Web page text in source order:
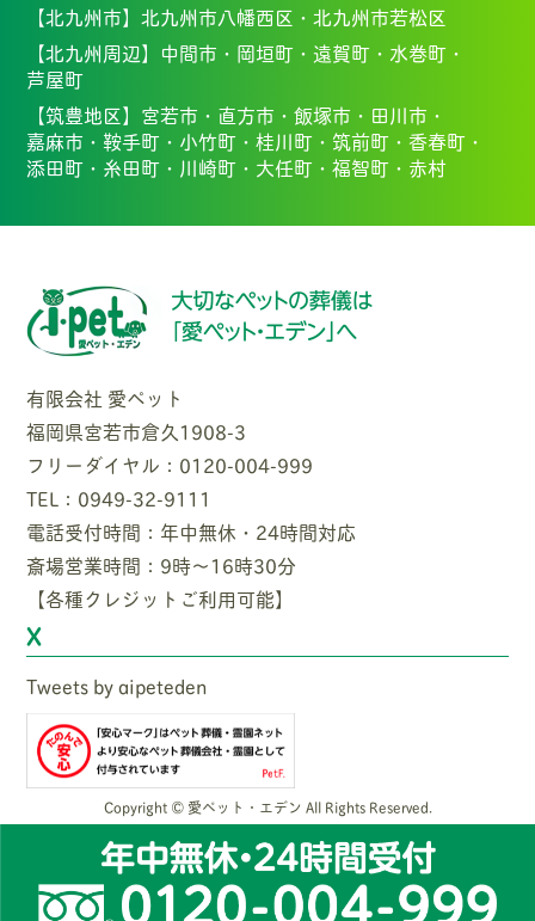
【北九州市】北九州市八幡西区・北九州市若松区
【北九州周辺】 中間市・ 岡垣町・遠賀町・ 水巻町・
芦屋町
【筑豊地区】 宮若市・ 直方市・飯塚市・ 田川市・
嘉麻市・鞍手町・ 小竹町・桂川町・ 筑前町・香春町・
添田町・ 糸田町・ 川崎町・ 大任町・福智町・ 赤村
有限会社 愛ペット
福岡県宮若市倉久1908-3
フリーダイヤル：0120-004-999
TEL：0949-32-9111
電話受付時間：年中無休・24時間対応
斎場営業時間：9時〜16時30分
【各種クレジットご利用可能】
X
Tweets by aipeteden
Copyright © 愛ペット・エデン All Rights Reserved.